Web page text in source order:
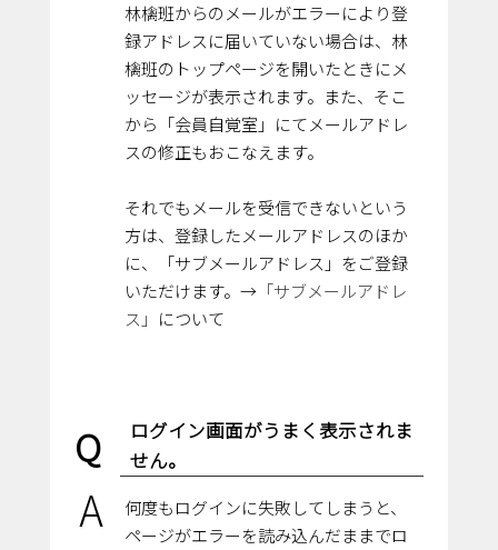
林檎班からのメールがエラーにより登
録アドレスに届いていない場合は、林
檎班のトップページを開いたときにメ
ッセージが表示されます。また、そこ
から「会員自覚室」にてメールアドレ
スの修正もおこなえます。
それでもメールを受信できないという
方は、登録したメールアドレスのほか
に、「サブメールアドレス」をご登録
いただけます。→ 「サブメールアドレ
ス」 について
Q
ログイン画面がうまく表示されま
せん。
A
何度もログインに失敗してしまうと、
ページがエラーを読み込んだままでロ